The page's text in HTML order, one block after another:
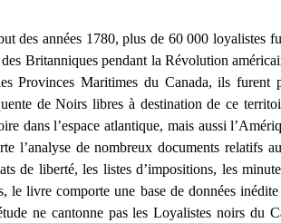
des années 1780, plus de 60 000 loyalistes
des Britanniques pendant la Révolution
Provinces Maritimes du Canada, ils
de Noirs libres à destination de ce
dans l’espace atlantique, mais aussi
l’analyse de nombreux documents relatifs
de liberté, les listes d’impositions, les
le livre comporte une base de données
ne cantonne pas les Loyalistes noirs du